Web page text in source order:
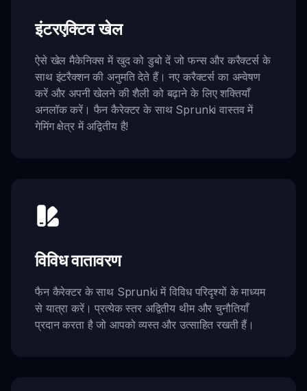
इंटरएक्टिव खेल
ऐसे खेल मैकेनिक्स में खुद को डुबो दें जो फन्स और करैक्टर्स के
साथ इंटरैक्शन की अनुमति देते हैं। नए करैक्टर्स का अन्वेषण
करें और अपनी खेलने की शैली को बढ़ाने के लिए शक्तियाँ
अनलॉक करें। फैन कैरेक्टर के साथ Sprunki वास्तव में
गेमिंग क्षेत्र में अद्वितीय है!
विविध वातावरण
फैन कैरेक्टर के साथ Sprunki में विविध परिदृश्यों के माध्यम
से यात्रा करें। प्रत्येक स्तर अद्वितीय थीम और चुनौतियाँ
प्रदान करता है जो आपको व्यस्त और उत्साहित रखती हैं।